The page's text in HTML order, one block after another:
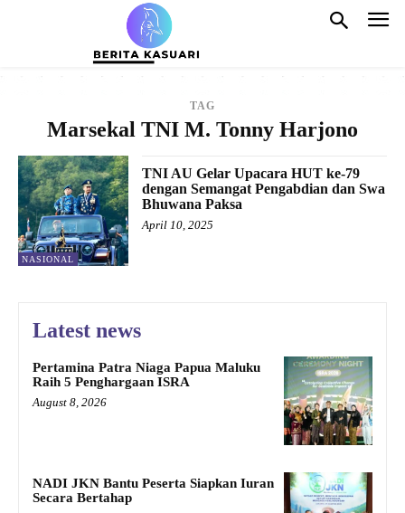
TAG
Marsekal TNI M. Tonny Harjono
NASIONAL
TNI AU Gelar Upacara HUT ke-79
dengan Semangat Pengabdian dan Swa
Bhuwana Paksa
April 10, 2025
Latest news
Pertamina Patra Niaga Papua Maluku
Raih 5 Penghargaan ISRA
August 8, 2026
NADI JKN Bantu Peserta Siapkan Iuran
Secara Bertahap